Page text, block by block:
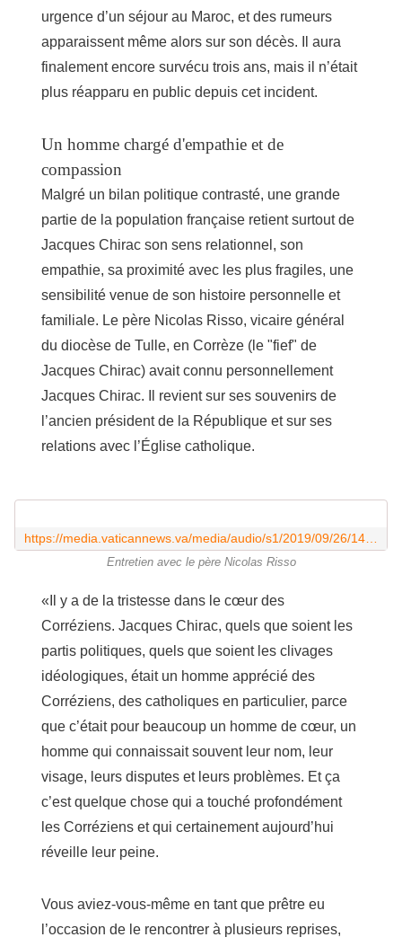
urgence d’un séjour au Maroc, et des rumeurs
apparaissent même alors sur son décès. Il aura
finalement encore survécu trois ans, mais il n’était
plus réapparu en public depuis cet incident.
Un homme chargé d'empathie et de
compassion
Malgré un bilan politique contrasté, une grande
partie de la population française retient surtout de
Jacques Chirac son sens relationnel, son
empathie, sa proximité avec les plus fragiles, une
sensibilité venue de son histoire personnelle et
familiale. Le père Nicolas Risso, vicaire général
du diocèse de Tulle, en Corrèze (le "fief" de
Jacques Chirac) avait connu personnellement
Jacques Chirac. Il revient sur ses souvenirs de
l’ancien président de la République et sur ses
relations avec l’Église catholique.
Entretien avec le père Nicolas Risso
«Il y a de la tristesse dans le cœur des
Corréziens. Jacques Chirac, quels que soient les
partis politiques, quels que soient les clivages
idéologiques, était un homme apprécié des
Corréziens, des catholiques en particulier, parce
que c’était pour beaucoup un homme de cœur, un
homme qui connaissait souvent leur nom, leur
visage, leurs disputes et leurs problèmes. Et ça
c’est quelque chose qui a touché profondément
les Corréziens et qui certainement aujourd’hui
réveille leur peine.
Vous aviez-vous-même en tant que prêtre eu
l’occasion de le rencontrer à plusieurs reprises,